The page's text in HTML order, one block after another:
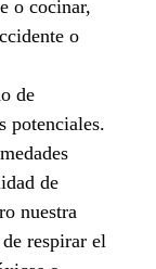
o cocinar,
o
de
potenciales.
de
nuestra
respirar el